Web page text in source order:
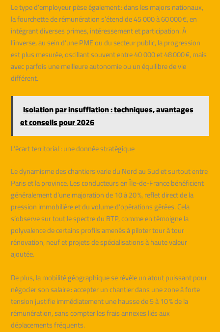
Le type d’employeur pèse également : dans les majors nationaux,
la fourchette de rémunération s’étend de 45 000 à 60 000 €, en
intégrant diverses primes, intéressement et participation. À
l’inverse, au sein d’une PME ou du secteur public, la progression
est plus mesurée, oscillant souvent entre 40 000 et 48 000 €, mais
avec parfois une meilleure autonomie ou un équilibre de vie
différent.
Isolation par insufflation : techniques, avantages
et conseils pour 2026
L’écart territorial : une donnée stratégique
Le dynamisme des chantiers varie du Nord au Sud et surtout entre
Paris et la province. Les conducteurs en Île-de-France bénéficient
généralement d’une majoration de 10 à 20 %, reflet direct de la
pression immobilière et du volume d’opérations gérées. Cela
s’observe sur tout le spectre du BTP, comme en témoigne la
polyvalence de certains profils amenés à piloter tour à tour
rénovation, neuf et projets de spécialisations à haute valeur
ajoutée.
De plus, la mobilité géographique se révèle un atout puissant pour
négocier son salaire : accepter un chantier dans une zone à forte
tension justifie immédiatement une hausse de 5 à 10 % de la
rémunération, sans compter les frais annexes liés aux
déplacements fréquents.